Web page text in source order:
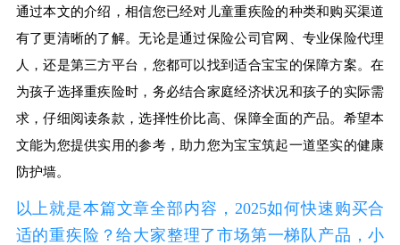
通过本文的介绍，相信您已经对儿童重疾险的种类和购买渠道
有了更清晰的了解。无论是通过保险公司官网、专业保险代理
人，还是第三方平台，您都可以找到适合宝宝的保障方案。在
为孩子选择重疾险时，务必结合家庭经济状况和孩子的实际需
求，仔细阅读条款，选择性价比高、保障全面的产品。希望本
文能为您提供实用的参考，助力您为宝宝筑起一道坚实的健康
防护墙。
以上就是本篇文章全部内容，2025如何快速购买合
适的重疾险？给大家整理了市场第一梯队产品，小